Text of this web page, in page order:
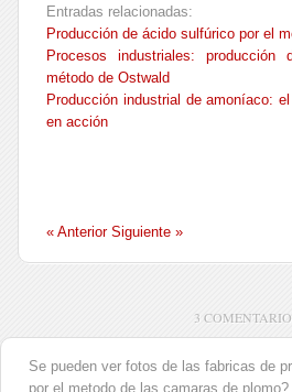
Entradas relacionadas:
Producción de ácido sulfúrico por el
Procesos industriales:
método de Ostwald
Producción industrial de amoníaco:
en acción
« Anterior Siguiente »
3
Se pueden ver fotos de las fabricas de
por el metodo de las camaras de plomo?